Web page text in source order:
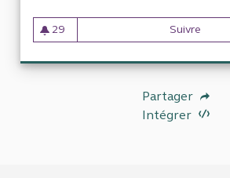
29
29 abonnés
Suivre
Partager
Intégrer